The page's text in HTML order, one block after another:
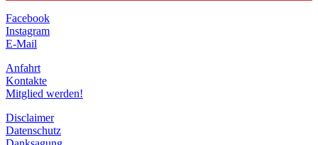
Facebook
Instagram
E-Mail
Anfahrt
Kontakte
Mitglied werden!
Disclaimer
Datenschutz